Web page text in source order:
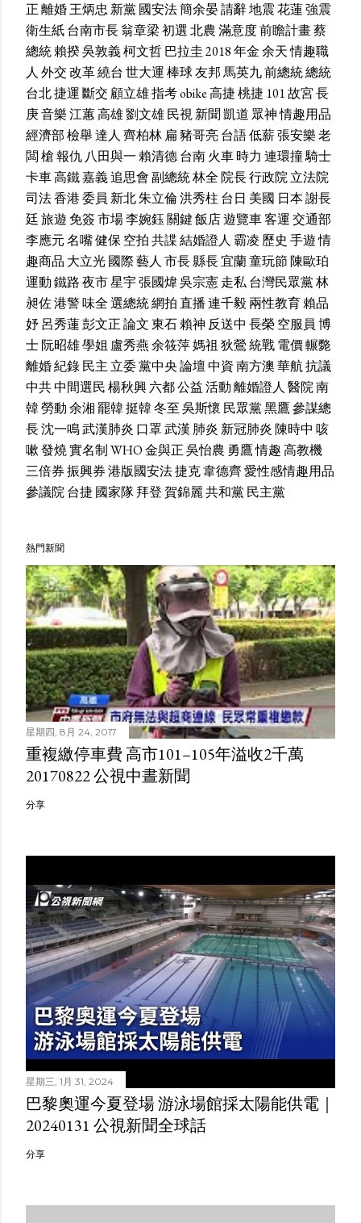
正離婚王炳忠 新黨國安法簡余晏請辭地震花蓮強震
衛生紙台南市長翁章梁初選北農滿意度前瞻計畫蔡
總統賴揆吳敦義柯文哲巴拉圭2018年金余天情趣職
人 外交改革繞台 世大運棒球友邦馬英九前總統總統
台北捷運 斷交 顧立雄指考obike高捷桃捷 101故宮長
庚音樂江蕙高雄劉文雄民視新聞 凱道 眾神情趣用品
經濟部檢舉達人 齊柏林 扁豬哥亮台語低薪張安樂老
闆槍報仇 八田與一賴清德台南火車時力 連環撞騎士
卡車高鐵嘉義追思會副總統林全 院長行政院立法院
司法香港委員 新北朱立倫洪秀柱 台日 美國 日本謝長
廷旅遊 免簽市場李婉鈺關鍵飯店遊覽車客運交通部
李應元名嘴健保空拍共諜結婚證人 霸凌 歷史 手遊情
趣商品 大立光國際藝人 市長縣長宜蘭童玩節陳歐珀
運動鐵路夜市星宇張國煒吳宗憲走私台灣民眾黨林
昶佐港警味全選總統網拍直播連千毅兩性教育賴品
妤呂秀蓮彭文正論文東石賴神 反送中 長榮空服員 博
士阮昭雄學姐 盧秀燕余筱萍媽祖 狄鶯統戰電價輾斃
離婚紀錄民主 立委黨中央論壇中資南方澳華航抗議
中共中間選民楊秋興六都公益活動離婚證人 醫院南
韓勞動余湘罷韓挺韓冬至吳斯懷 民眾黨黑鷹參謀總
長沈一鳴武漢肺炎 口罩武漢 肺炎 新冠肺炎陳時中 咳
嗽發燒實名制WHO金與正吳怡農 勇鷹情趣高教機
三倍券振興券港版國安法捷克韋德齊愛性感情趣用品
參議院台捷 國家隊拜登賀錦麗共和黨民主黨
熱門新聞
星期四, 8月 24, 2017
重複繳停車費 高市101–105年溢收2千萬
20170822 公視中晝新聞
分享
星期三, 1月 31, 2024
巴黎奧運今夏登場 游泳場館採太陽能供電｜
20240131 公視新聞全球話
分享